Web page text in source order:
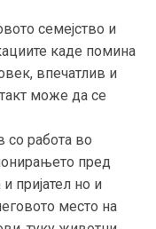
семејство и
каде помина
впечатлив и
може да се
со работа во
пред
пријател но и
место на